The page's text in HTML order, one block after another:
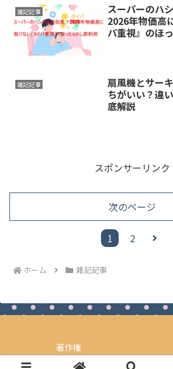
雑記記事
スーパーのハ
2026年物価高
パ重視』のほ
雑記記事
扇風機とサー
ちがいい？違
底解説
スポンサーリンク
次のページ
1 2
次
ホーム 雑記記事
著作権